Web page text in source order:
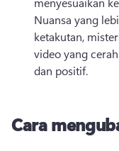
Nuansa yang
ketakutan,
video yang
dan positif.
Cara